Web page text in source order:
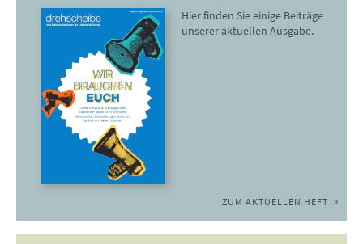
Hier finden Sie einige Beiträge
unserer aktuellen Ausgabe.
ZUM AKTUELLEN HEFT